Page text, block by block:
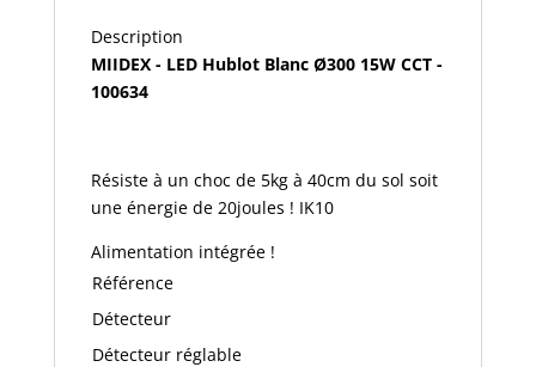
100634
Description
MIIDEX - LED Hublot Blanc Ø300 15W CCT -
100634
Résiste à un choc de 5kg à 40cm du sol soit
une énergie de 20joules ! IK10
Alimentation intégrée !
Référence
Détecteur
Détecteur réglable